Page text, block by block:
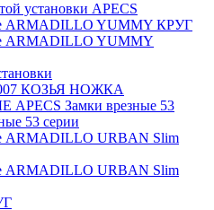
установки APECS
ARMADILLO YUMMY КРУГ
ARMADILLO YUMMY
КОЗЬЯ НОЖКА
Замки врезные 53
53 серии
ARMADILLO URBAN Slim
ARMADILLO URBAN Slim